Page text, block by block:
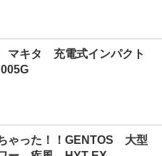
マキタ 充電式インパクト
ゃった！！GENTOS 大型